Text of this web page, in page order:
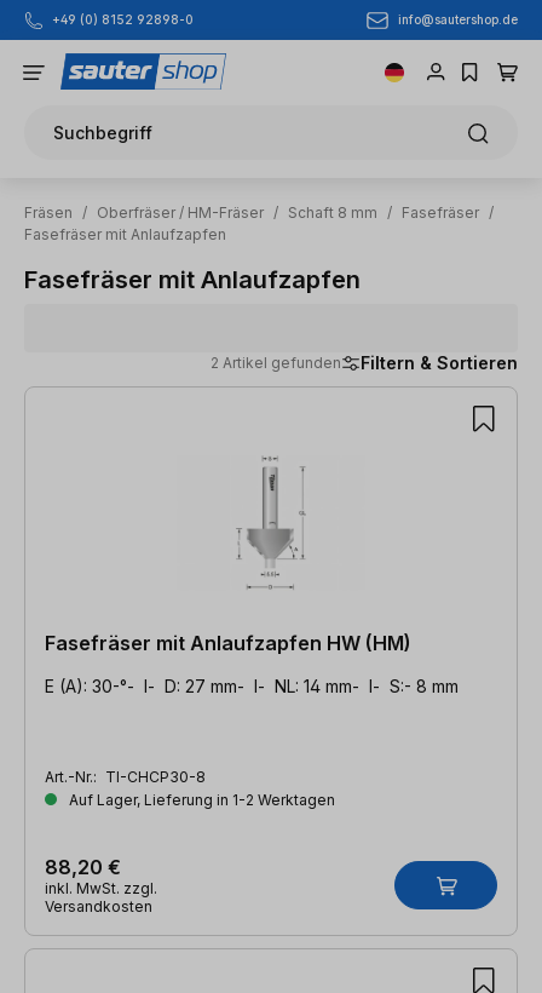
Zum Hauptinhalt springen
+49 (0) 8152 92898-0 info@sautershop.de
Suchbegriff
Fräsen / Oberfräser / HM-Fräser / Schaft 8 mm / Fasefräser /
Fasefräser mit Anlaufzapfen
Fasefräser mit Anlaufzapfen
2 Artikel gefunden Filtern & Sortieren
2 Artikel gefunden
Fasefräser mit Anlaufzapfen HW (HM)
E (A): 30-°- l- D: 27 mm- l- NL: 14 mm- l- S:- 8 mm
Art.-Nr.: TI-CHCP30-8
Auf Lager, Lieferung in 1-2 Werktagen
88,20 €
inkl. MwSt. zzgl.
Versandkosten